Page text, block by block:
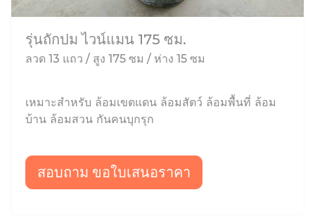
รุ่นถักปม ไวน์แมน 175 ซม.
ลวด 13 แถว / สูง 175 ซม / ห่าง 15 ซม
เหมาะสำหรับ ล้อมเขตแดน ล้อมสัตว์ ล้อมพื้นที่ ล้อม
บ้าน ล้อมสวน กันคนบุกรุก
สอบถาม ขอใบเสนอราคา